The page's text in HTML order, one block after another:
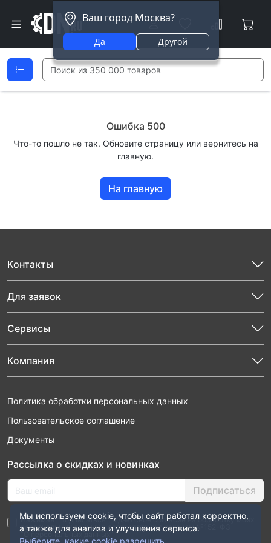
Ваш город Москва?
Да Другой
Ошибка 500
Что-то пошло не так. Обновите страницу или вернитесь на
главную.
На главную
Контакты
Для заявок
Сервисы
Компания
Политика обработки персональных данных
Пользовательское соглашение
Документы
Рассылка о скидках и новинках
Подписаться
Нажимая “Подписаться”, я даю свое согласие на обработку моих
персональных данных в соответствии с законом №152-ФЗ
“О персональных данных”
Мы используем cookie, чтобы сайт работал корректно,
а также для анализа и улучшения сервиса.
Выберите, какие cookie разрешить